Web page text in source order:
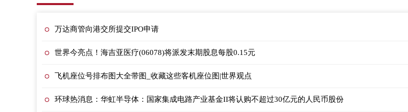
万达商管向港交所提交IPO申请
世界今亮点！海吉亚医疗(06078)将派发末期股息每股0.15元
飞机座位号排布图大全带图_收藏这些客机座位图|世界观点
环球热消息：华虹半导体：国家集成电路产业基金II将认购不超过30亿元的人民币股份